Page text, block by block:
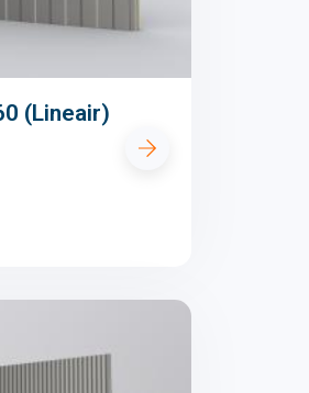
(Lineair)